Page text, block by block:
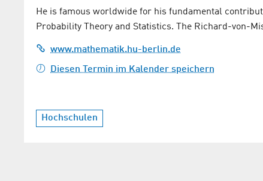
He is famous worldwide for his fundamental
Probability Theory and Statistics. The Richard-von-
www.mathematik.hu-berlin.de
Diesen Termin im Kalender speichern
Hochschulen